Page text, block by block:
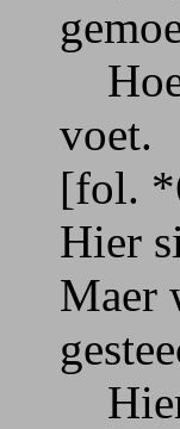
Hoe
voet.
[fol.
Hier
Maer
Hier